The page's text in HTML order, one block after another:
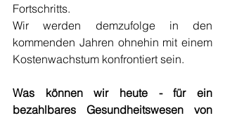
Fortschritts.
Wir werden demzufolge in den
kommenden Jahren ohnehin mit einem
Kostenwachstum konfrontiert sein.
Was können wir heute - für ein
bezahlbares Gesundheitswesen von